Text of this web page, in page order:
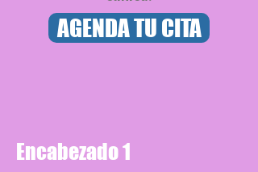
AGENDA TU CITA
Encabezado 1